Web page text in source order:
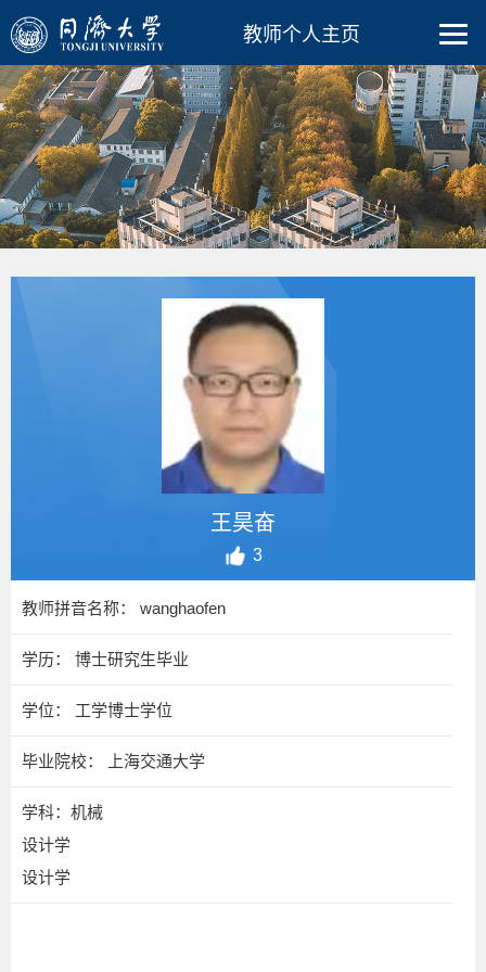
教师个人主页
王昊奋
3
教师拼音名称： wanghaofen
学历： 博士研究生毕业
学位： 工学博士学位
毕业院校： 上海交通大学
学科：机械
设计学
设计学